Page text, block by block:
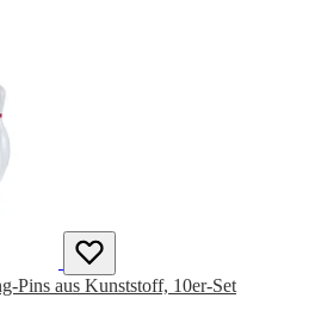
Pins aus Kunststoff, 10er-Set